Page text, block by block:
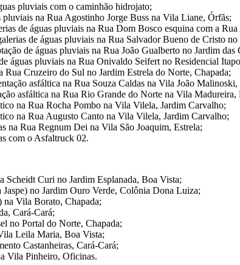
pluviais com o caminhão hidrojato;
pluviais na Rua Agostinho Jorge Buss na Vila Liane, Órfãs;
de águas pluviais na Rua Dom Bosco esquina com a
de águas pluviais na Rua Salvador Bueno de Cristo
de águas pluviais na Rua João Gualberto no Jardim
águas pluviais na Rua Onivaldo Seifert no Residencial
Rua Cruzeiro do Sul no Jardim Estrela do Norte, Chapada;
asfáltica na Rua Souza Caldas na Vila João Malinoski,
asfáltica na Rua Rio Grande do Norte na Vila Madureira,
na Rua Rocha Pombo na Vila Vilela, Jardim Carvalho;
na Rua Augusto Canto na Vila Vilela, Jardim Carvalho;
na Rua Regnum Dei na Vila São Joaquim, Estrela;
com o Asfaltruck 02.
Scheidt Curi no Jardim Esplanada, Boa Vista;
Jaspe) no Jardim Ouro Verde, Colônia Dona Luiza;
Vila Borato, Chapada;
Cará-Cará;
no Portal do Norte, Chapada;
Leila Maria, Boa Vista;
Castanheiras, Cará-Cará;
Vila Pinheiro, Oficinas.